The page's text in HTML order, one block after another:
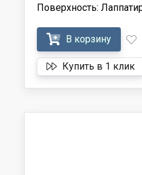
Поверхность:
В корзину
Купить в 1 клик